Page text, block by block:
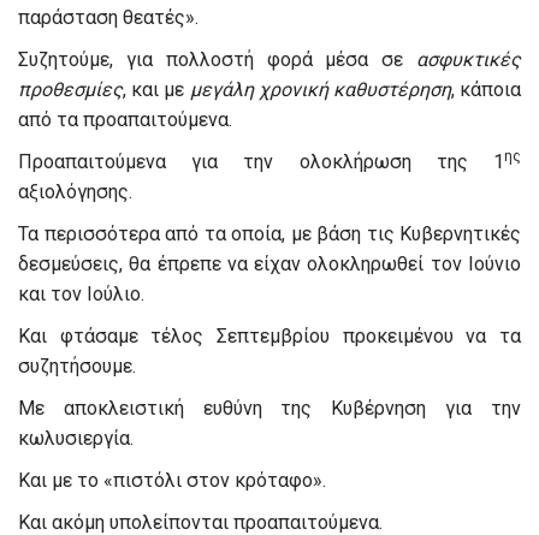
παράσταση θεατές».
Συζητούμε, για πολλοστή φορά μέσα σε ασφυκτικές
προθεσμίες, και με μεγάλη χρονική καθυστέρηση, κάποια
από τα προαπαιτούμενα.
Προαπαιτούμενα για την ολοκλήρωση της 1ης
αξιολόγησης.
Τα περισσότερα από τα οποία, με βάση τις Κυβερνητικές
δεσμεύσεις, θα έπρεπε να είχαν ολοκληρωθεί τον Ιούνιο
και τον Ιούλιο.
Και φτάσαμε τέλος Σεπτεμβρίου προκειμένου να τα
συζητήσουμε.
Με αποκλειστική ευθύνη της Κυβέρνηση για την
κωλυσιεργία.
Και με το «πιστόλι στον κρόταφο».
Και ακόμη υπολείπονται προαπαιτούμενα.